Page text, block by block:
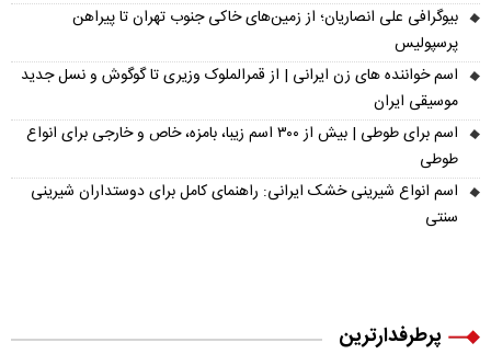
بیوگرافی علی انصاریان؛ از زمین‌های خاکی جنوب تهران تا پیراهن
پرسپولیس
اسم خواننده های زن ایرانی | از قمرالملوک وزیری تا گوگوش و نسل جدید
موسیقی ایران
اسم برای طوطی | بیش از ۳۰۰ اسم زیبا، بامزه، خاص و خارجی برای انواع
طوطی
اسم انواع شیرینی خشک ایرانی: راهنمای کامل برای دوستداران شیرینی
سنتی
پرطرفدارترین